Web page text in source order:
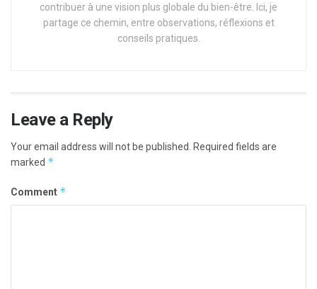
contribuer à une vision plus globale du bien-être. Ici, je
partage ce chemin, entre observations, réflexions et
conseils pratiques.
Leave a Reply
Your email address will not be published.
Required fields are
marked *
Comment *